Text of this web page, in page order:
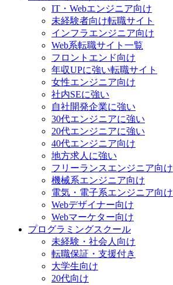
IT・Webエンジニア向け
未経験者向け転職サイト
インフラエンジニア向け
Web系転職サイト一覧
フロントエンド向け
年収UPに強い転職サイト
女性エンジニア向け
社内SEに強い
自社開発企業に強い
30代エンジニアに強い
20代エンジニアに強い
40代エンジニア向け
地方求人に強い
フリーランスエンジニア向け
機械系エンジニア向け
電気・電子系エンジニア向け
Webデザイナー向け
Webマーケター向け
プログラミングスクール
未経験・社会人向け
転職保証・支援付き
大学生向け
20代向け